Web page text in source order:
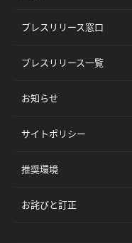
プレスリリース窓口
プレスリリース一覧
お知らせ
サイトポリシー
推奨環境
お詫びと訂正